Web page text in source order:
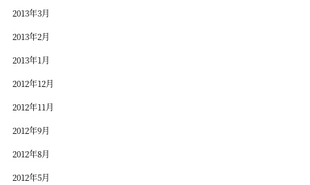
2013年3月
2013年2月
2013年1月
2012年12月
2012年11月
2012年9月
2012年8月
2012年5月